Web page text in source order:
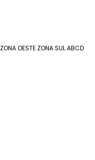
ZONA OESTE ZONA SULABCD